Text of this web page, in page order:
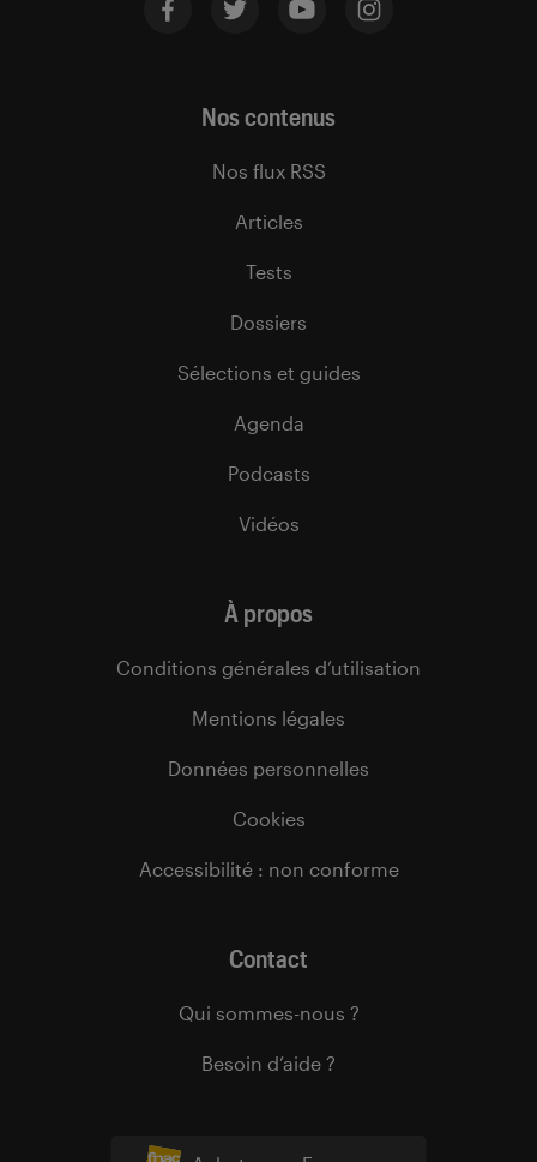
Nos contenus
Nos flux RSS
Articles
Tests
Dossiers
Sélections et guides
Agenda
Podcasts
Vidéos
À propos
Conditions générales d’utilisation
Mentions légales
Données personnelles
Cookies
Accessibilité : non conforme
Contact
Qui sommes-nous ?
Besoin d’aide ?